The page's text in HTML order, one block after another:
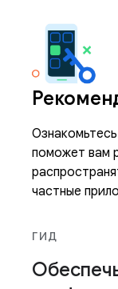
поможет вам
частные
ГИД